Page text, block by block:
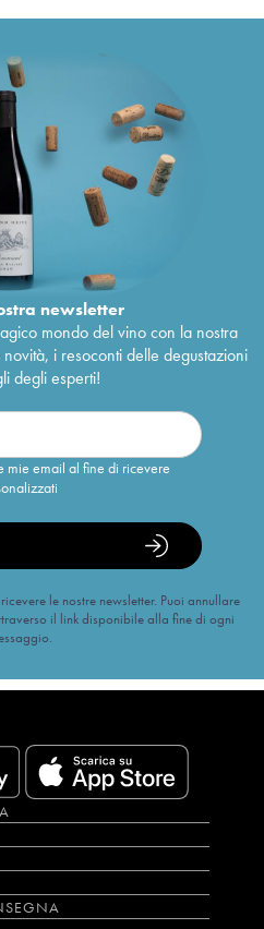
newsletter
mondo del vino con la nostra
i resoconti delle degustazioni
degli esperti!
mie email al fine di ricevere
le nostre newsletter. Puoi annullare
il link disponibile alla fine di ogni